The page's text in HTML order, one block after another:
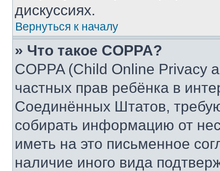
дискуссиях.
Вернуться к началу
» Что такое COPPA?
COPPA (Child Online Privacy
частных прав ребёнка в
Соединённых Штатов,
собирать информацию от
иметь на это письменное
наличие иного вида